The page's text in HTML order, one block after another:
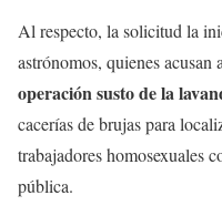
Al respecto, la solicitud la
astrónomos, quienes
operación susto de la
cacerías de brujas para
trabajadores homosexuales
pública.